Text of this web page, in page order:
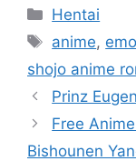
Categorías
Hentai
Etiquetas
anime,
shojo anime
Prinz
Free
Bishounen